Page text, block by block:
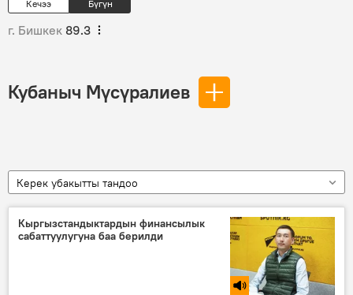
Кечээ Бүгүн
г. Бишкек 89.3
Кубаныч Мүсүралиев
Керек убакытты тандоо
Кыргызстандыктардын финансылык
сабаттуулугуна баа берилди